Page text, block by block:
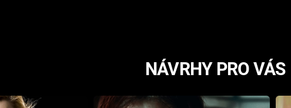
NÁVRHY PRO VÁS